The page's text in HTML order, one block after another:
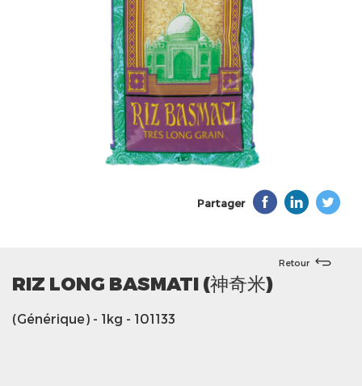
Partager
Retour
RIZ LONG BASMATI (神奇米)
(Générique) - 1kg - 101133